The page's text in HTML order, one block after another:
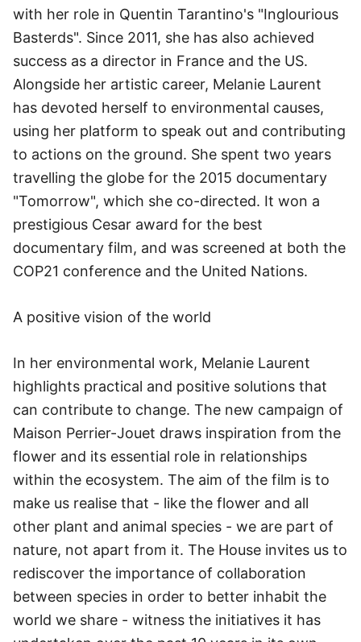
with her role in Quentin Tarantino's "Inglourious
Basterds". Since 2011, she has also achieved
success as a director in France and the US.
Alongside her artistic career, Melanie Laurent
has devoted herself to environmental causes,
using her platform to speak out and contributing
to actions on the ground. She spent two years
travelling the globe for the 2015 documentary
"Tomorrow", which she co-directed. It won a
prestigious Cesar award for the best
documentary film, and was screened at both the
COP21 conference and the United Nations.
A positive vision of the world
In her environmental work, Melanie Laurent
highlights practical and positive solutions that
can contribute to change. The new campaign of
Maison Perrier-Jouet draws inspiration from the
flower and its essential role in relationships
within the ecosystem. The aim of the film is to
make us realise that - like the flower and all
other plant and animal species - we are part of
nature, not apart from it. The House invites us to
rediscover the importance of collaboration
between species in order to better inhabit the
world we share - witness the initiatives it has